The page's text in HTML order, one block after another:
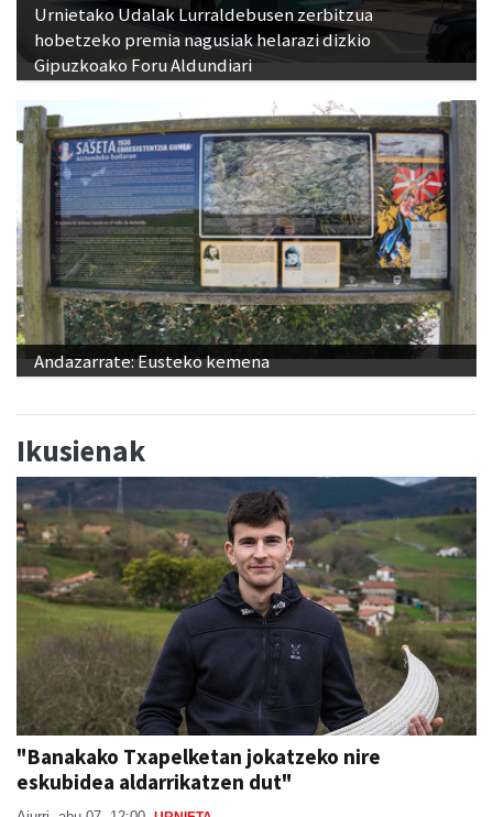
Urnietako Udalak Lurraldebusen zerbitzua
hobetzeko premia nagusiak helarazi dizkio
Gipuzkoako Foru Aldundiari
Andazarrate: Eusteko kemena
Ikusienak
"Banakako Txapelketan jokatzeko nire
eskubidea aldarrikatzen dut"